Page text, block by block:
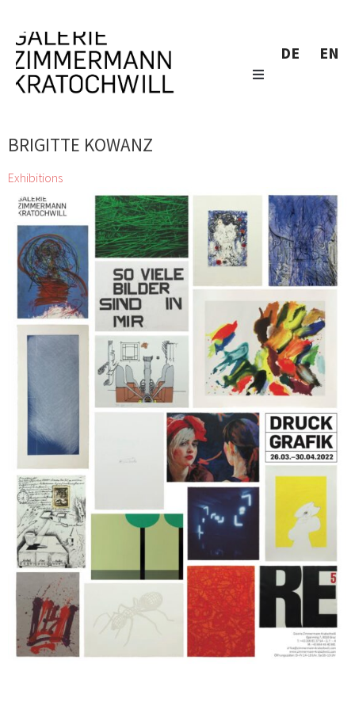
DE EN
BRIGITTE KOWANZ
Exhibitions
Druckgrafik
Herbert Brandl, Christian Eisenberger, Valie Export, Thomas
Feuerstein, Gelitin, Bruno Gironcoli, Franz Graf, Xenia
Hausner, Siggi Hofer, Irene, Christine Hohenbüchler, Kiki
Kogelnik, Peter Kogler, Brigitte Kowanz, Elke
Krystufek, Muntean & Rosenblum, Flora Neuwirth, Hermann
Nitsch, Walter Pichler, Mel Ramos, Franz Ringel, Gerwald
Rockenschaub, Hubert Scheibl, Eva Schlegel, Hubert
Schmalix, Hans Staudacher
26 Mar 2022 - 30 Apr 2022